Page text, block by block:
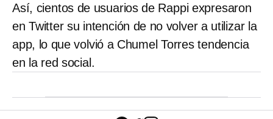
Así, cientos de usuarios de Rappi expresaron
en Twitter su intención de no volver a utilizar la
app, lo que volvió a Chumel Torres tendencia
en la red social.